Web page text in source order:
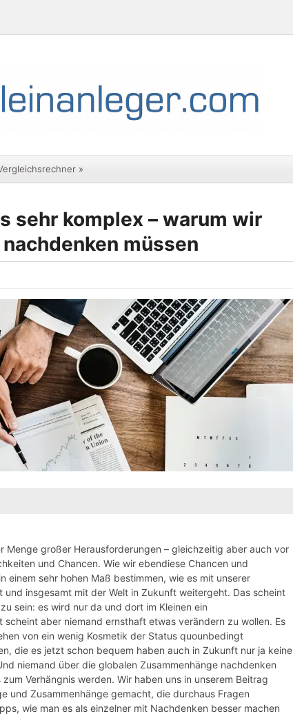
»
sehr komplex – warum wir
müssen
Menge großer Herausforderungen – gleichzeitig aber auch vor
und Chancen. Wie wir ebendiese Chancen und
einem sehr hohen Maß bestimmen, wie es mit unserer
insgesamt mit der Welt in Zukunft weitergeht. Das scheint
sein: es wird nur da und dort im Kleinen ein
scheint aber niemand ernsthaft etwas verändern zu wollen. Es
von ein wenig Kosmetik der Status quounbedingt
die es jetzt schon bequem haben auch in Zukunft nur ja keine
niemand über die globalen Zusammenhänge nachdenken
Verhängnis werden. Wir haben uns in unserem Beitrag
und Zusammenhänge gemacht, die durchaus Fragen
wie man es als einzelner mit Nachdenken besser machen